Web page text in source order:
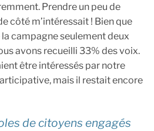
Prendre un peu de
côté m’intéressait ! Bien que
campagne seulement deux
avons recueilli 33% des voix.
être intéressés par notre
mais il restait encore
de citoyens engagés